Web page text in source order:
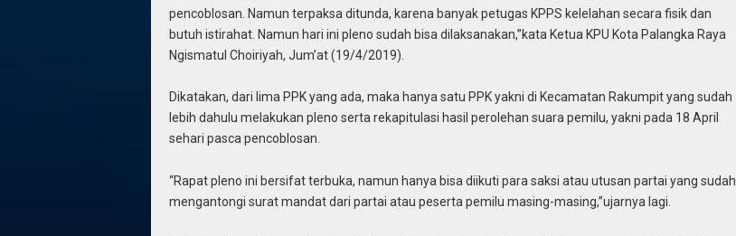
pencoblosan. Namun terpaksa ditunda, karena banyak petugas KPPS kelelahan secara fisik dan
butuh istirahat. Namun hari ini pleno sudah bisa dilaksanakan,”kata Ketua KPU Kota Palangka Raya
Ngismatul Choiriyah, Jum’at (19/4/2019).
Dikatakan, dari lima PPK yang ada, maka hanya satu PPK yakni di Kecamatan Rakumpit yang sudah
lebih dahulu melakukan pleno serta rekapitulasi hasil perolehan suara pemilu, yakni pada 18 April
sehari pasca pencoblosan.
“Rapat pleno ini bersifat terbuka, namun hanya bisa diikuti para saksi atau utusan partai yang sudah
mengantongi surat mandat dari partai atau peserta pemilu masing-masing,”ujarnya lagi.